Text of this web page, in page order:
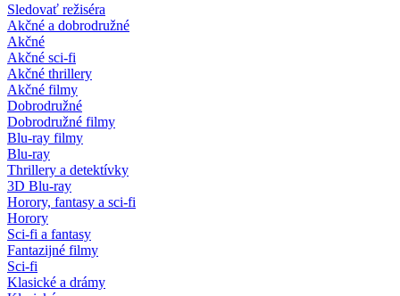
Sledovať režiséra
Akčné a dobrodružné
Akčné
Akčné sci-fi
Akčné thrillery
Akčné filmy
Dobrodružné
Dobrodružné filmy
Blu-ray filmy
Blu-ray
Thrillery a detektívky
3D Blu-ray
Horory, fantasy a sci-fi
Horory
Sci-fi a fantasy
Fantazijné filmy
Sci-fi
Klasické a drámy